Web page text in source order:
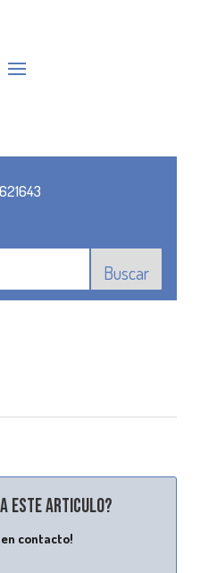
Buscar
este articulo?
en contacto!